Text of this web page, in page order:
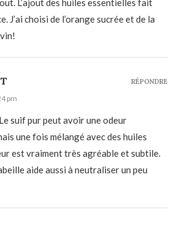
L’ajout des huiles essentielles fait
J’ai choisi de l’orange sucrée et de la
pm
suif pur peut avoir une odeur
une fois mélangé avec des huiles
est vraiment très agréable et subtile.
aide aussi à neutraliser un peu
RÉPONDRE